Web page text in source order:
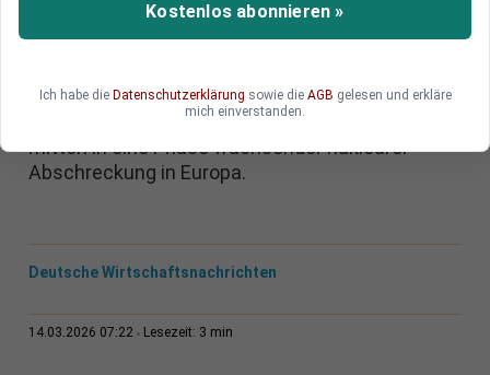
Ein jahrzehntelanges Tabu fällt. Finnland will
künftig die Stationierung von Atomwaffen auf
seiner Rolle in der NATO. Doch die Entscheidung
sorgt im Land für politische Spannungen und fällt
mitten in eine Phase wachsender nuklearer
Abschreckung in Europa.
Deutsche Wirtschaftsnachrichten
14.03.2026 07:22 Lesezeit: 3 min
Kostenlos abonnieren »
Ich habe die Datenschutzerklärung sowie die AGB gelesen und erkläre
mich einverstanden.